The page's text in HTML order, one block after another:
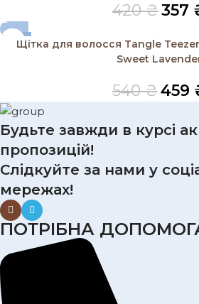
420₴357
-15%Щітка для волосся Tangle
Sweet
540₴459
Будьте завжди в курсі
пропозицій!
Слідкуйте за нами у
мережах!
ПОТРІБНА